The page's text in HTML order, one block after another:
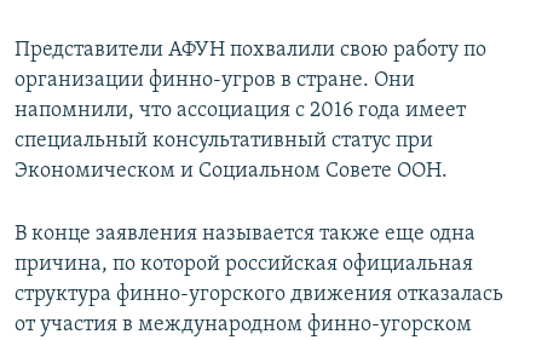
Представители АФУН похвалили свою работу по
организации финно-угров в стране. Они
напомнили, что ассоциация с 2016 года имеет
специальный консультативный статус при
Экономическом и Социальном Совете ООН.
В конце заявления называется также еще одна
причина, по которой российская официальная
структура финно-угорского движения отказалась
от участия в международном финно-угорском